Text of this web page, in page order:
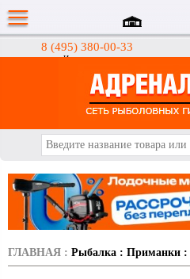
8 (495) 380-00-33
Интернет-магазин
ГЛАВНАЯ : Рыбалка : Приманки :